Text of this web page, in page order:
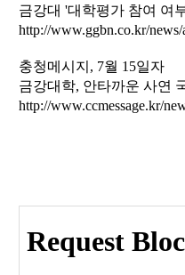
금강대 '대학평가 참여 여
http://www.ggbn.co.kr/
충청메시지, 7월 15일자
금강대학, 안타까운 사연
http://www.ccmessage.kr/